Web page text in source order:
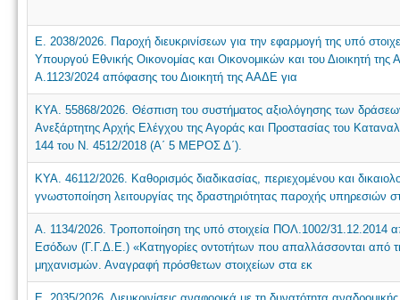
Ε. 2038/2026. Παροχή διευκρινίσεων για την εφαρμογή της υπό
Υπουργού Εθνικής Οικονομίας και Οικονομικών και του Διοικητή
Α.1123/2024 απόφασης του Διοικητή της ΑΑΔΕ για
ΚΥΑ. 55868/2026. Θέσπιση του συστήματος αξιολόγησης των
Ανεξάρτητης Αρχής Ελέγχου της Αγοράς και Προστασίας του
144 του Ν. 4512/2018 (Α΄ 5 ΜΕΡΟΣ Δ΄).
ΚΥΑ. 46112/2026. Καθορισμός διαδικασίας, περιεχομένου και
γνωστοποίηση λειτουργίας της δραστηριότητας παροχής
Α. 1134/2026. Τροποποίηση της υπό στοιχεία ΠΟΛ.1002/31.12.2014
Εσόδων (Γ.Γ.Δ.Ε.) «Κατηγορίες οντοτήτων που απαλλάσσονται από
μηχανισμών. Αναγραφή πρόσθετων στοιχείων στα εκ